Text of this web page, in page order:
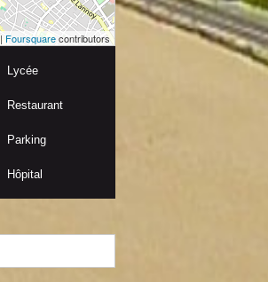
|Foursquarecontributors
Lycée
Restaurant
Parking
Hôpital